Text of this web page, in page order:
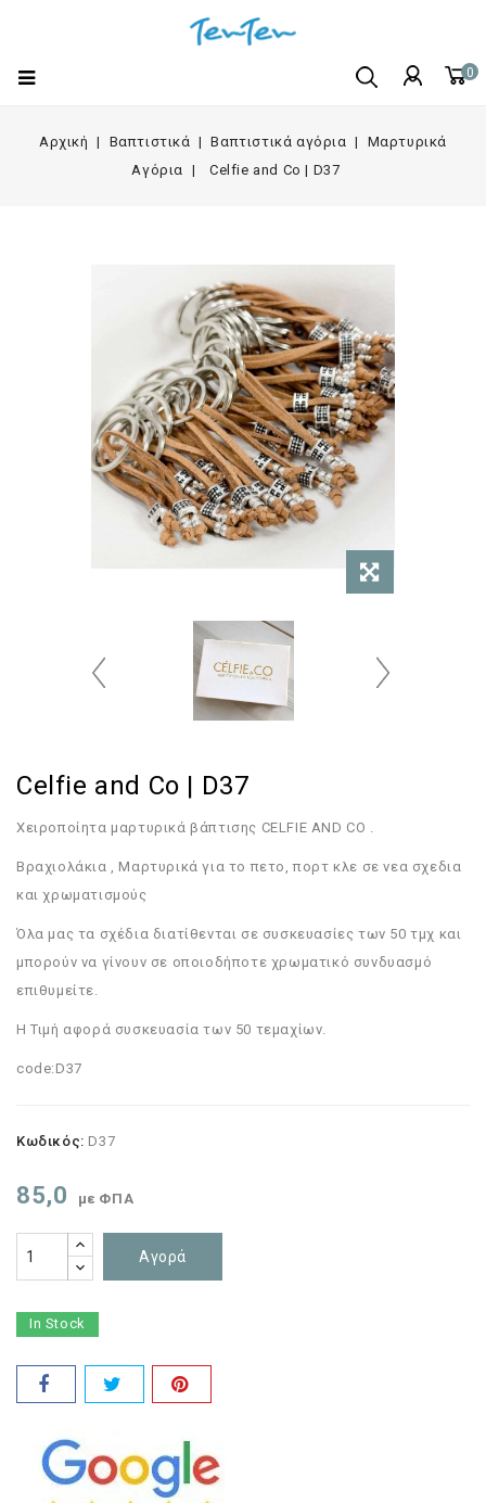
0
Αρχική Βαπτιστικά Βαπτιστικά αγόρια
Μαρτυρικά
Αγόρια
Celfie and Co | D37
Celfie and Co | D37
Χειροποίητα μαρτυρικά βάπτισης CELFIE AND CO .
Bραχιολάκια , Μαρτυρικά για το πετο, πορτ κλε σε νεα σχεδια
και χρωματισμούς
Όλα μας τα σχέδια διατίθενται σε συσκευασίες των 50 τμχ και
μπορούν να γίνουν σε οποιοδήποτε χρωματικό συνδυασμό
επιθυμείτε.
Η Τιμή αφορά συσκευασία των 50 τεμαχίων.
code:D37
Κωδικός: D37
85,0 με ΦΠΑ
Αγορά
In Stock